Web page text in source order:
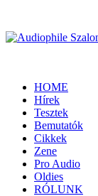
HOME
Hírek
Tesztek
Bemutatók
Cikkek
Zene
Pro Audio
Oldies
RÓLUNK